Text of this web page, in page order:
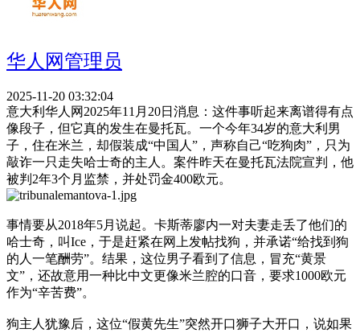
华人网管理员
2025-11-20 03:32:04
意大利华人网2025年11月20日消息：这件事听起来离谱得有点
像段子，但它真的发生在曼托瓦。一个今年34岁的意大利男
子，住在米兰，却假装成“中国人”，声称自己“吃狗肉”，只为
敲诈一只走失哈士奇的主人。案件昨天在曼托瓦法院宣判，他
被判2年3个月监禁，并处罚金400欧元。
事情要从2018年5月说起。卡斯蒂廖内一对夫妻走丢了他们的
哈士奇，叫Ice，于是赶紧在网上发帖找狗，并承诺“给找到狗
的人一笔酬劳”。结果，这位男子看到了信息，冒充“黄景
文”，还故意用一种比中文更像米兰腔的口音，要求1000欧元
作为“辛苦费”。
狗主人犹豫后，这位“假黄先生”突然开口狮子大开口，说如果